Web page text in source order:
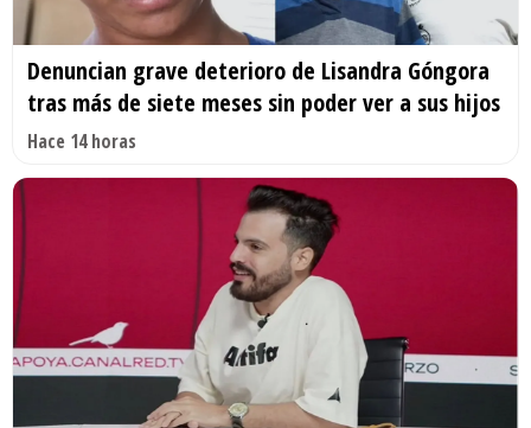
Denuncian grave deterioro de Lisandra Góngora
tras más de siete meses sin poder ver a sus hijos
Hace 14 horas